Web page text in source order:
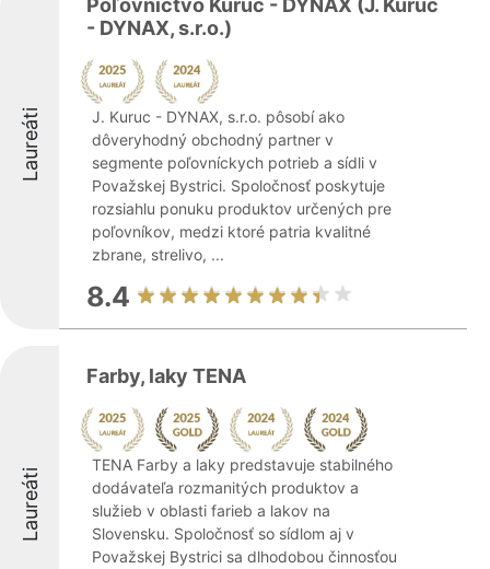
Laureáti
Poľovníctvo Kuruc - DYNAX (J. Kuruc
- DYNAX, s.r.o.)
J. Kuruc - DYNAX, s.r.o. pôsobí ako
dôveryhodný obchodný partner v
segmente poľovníckych potrieb a sídli v
Považskej Bystrici. Spoločnosť poskytuje
rozsiahlu ponuku produktov určených pre
poľovníkov, medzi ktoré patria kvalitné
zbrane, strelivo, ...
8.4
Laureáti
Farby, laky TENA
TENA Farby a laky predstavuje stabilného
dodávateľa rozmanitých produktov a
služieb v oblasti farieb a lakov na
Slovensku. Spoločnosť so sídlom aj v
Považskej Bystrici sa dlhodobou činnosťou